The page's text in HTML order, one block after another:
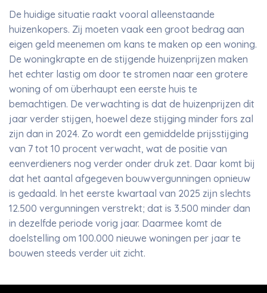
De huidige situatie raakt vooral alleenstaande
huizenkopers. Zij moeten vaak een groot bedrag aan
eigen geld meenemen om kans te maken op een woning.
De woningkrapte en de stijgende huizenprijzen maken
het echter lastig om door te stromen naar een grotere
woning of om überhaupt een eerste huis te
bemachtigen. De verwachting is dat de huizenprijzen dit
jaar verder stijgen, hoewel deze stijging minder fors zal
zijn dan in 2024. Zo wordt een gemiddelde prijsstijging
van 7 tot 10 procent verwacht, wat de positie van
eenverdieners nog verder onder druk zet. Daar komt bij
dat het aantal afgegeven bouwvergunningen opnieuw
is gedaald. In het eerste kwartaal van 2025 zijn slechts
12.500 vergunningen verstrekt; dat is 3.500 minder dan
in dezelfde periode vorig jaar. Daarmee komt de
doelstelling om 100.000 nieuwe woningen per jaar te
bouwen steeds verder uit zicht.